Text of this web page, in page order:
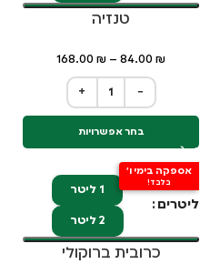
טנזיה
84.00 ₪
–
168.00 ₪
+ −
בחר אפשרויות
אספקה בימי ו'
בלבד!
ליטרים
1 ליטר
2 ליטר
כרובית ברוקולי